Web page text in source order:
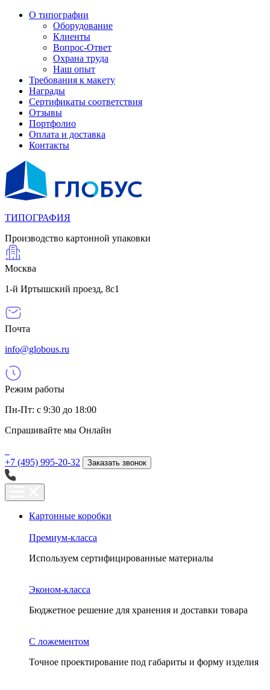
О типографии
Оборудование
Клиенты
Вопрос-Ответ
Охрана труда
Наш опыт
Требования к макету
Награды
Сертификаты соответствия
Отзывы
Портфолио
Оплата и доставка
Контакты
ТИПОГРАФИЯ
Производство картонной упаковки
Москва
1-й Иртышский проезд, 8с1
Почта
info@globous.ru
Режим работы
Пн-Пт: с 9:30 до 18:00
Спрашивайте мы Онлайн
+7 (495) 995-20-32 Заказать звонок
Картонные коробки
Премиум-класса
Используем сертифицированные материалы
Эконом-класса
Бюджетное решение для хранения и доставки товара
С ложементом
Точное проектирование под габариты и форму изделия